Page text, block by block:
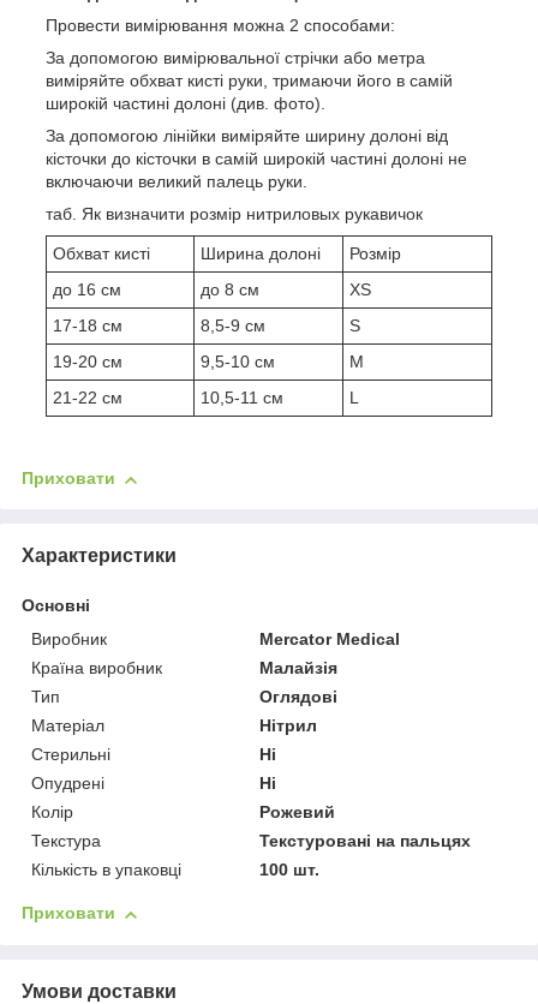
Провести вимірювання можна 2 способами:
За допомогою вимірювальної стрічки або метра
виміряйте обхват кисті руки, тримаючи його в самій
широкій частині долоні (див. фото).
За допомогою лінійки виміряйте ширину долоні від
кісточки до кісточки в самій широкій частині долоні не
включаючи великий палець руки.
таб. Як визначити розмір нитриловых рукавичок
Обхват кисті Ширина долоні
Розмір
до 16 см
до 8 см
XS
17-18 см
8,5-9 см
S
19-20 см
9,5-10 см
M
21-22 см
10,5-11 см L
Приховати
Характеристики
Основні
Виробник
Mercator Medical
Країна виробник
Малайзія
Тип
Оглядові
Матеріал
Нітрил
Стерильні
Ні
Опудрені
Ні
Колір
Рожевий
Текстура
Текстуровані на пальцях
Кількість в упаковці
100 шт.
Приховати
Умови доставки